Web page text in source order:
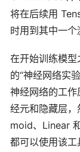
将在后续用
时用到其中一个
在开始训练模
的“神经网络实
神经网络的工
经元和隐藏层
moid、Linear
都可以使用该